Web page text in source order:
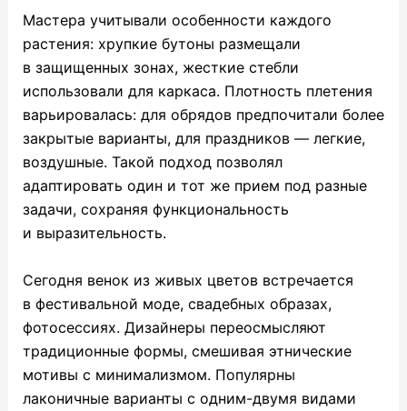
Мастера учитывали особенности каждого
растения: хрупкие бутоны размещали
в защищенных зонах, жесткие стебли
использовали для каркаса. Плотность плетения
варьировалась: для обрядов предпочитали более
закрытые варианты, для праздников — легкие,
воздушные. Такой подход позволял
адаптировать один и тот же прием под разные
задачи, сохраняя функциональность
и выразительность.
Сегодня венок из живых цветов встречается
в фестивальной моде, свадебных образах,
фотосессиях. Дизайнеры переосмысляют
традиционные формы, смешивая этнические
мотивы с минимализмом. Популярны
лаконичные варианты с одним-двумя видами